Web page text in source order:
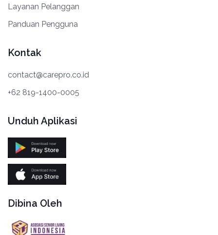
Layanan Pelanggan
Panduan Pengguna
Kontak
contact@carepro.co.id
+62 819-1400-0005
Unduh Aplikasi
Dibina Oleh